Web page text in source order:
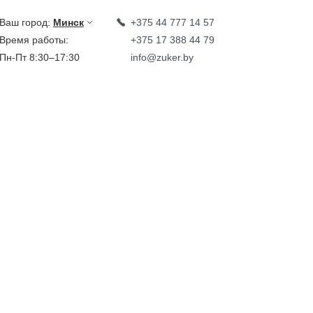
Ваш город: Минск
Время работы:
Пн-Пт 8:30–17:30
+375 44 777 14 57
+375 17 388 44 79
info@zuker.by